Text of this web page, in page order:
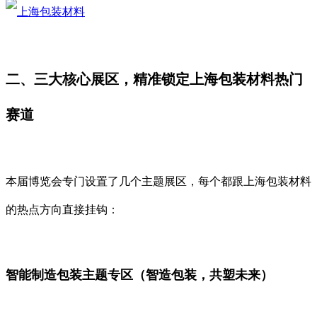
二、三大核心展区，精准锁定上海包装材料热门
赛道
本届博览会专门设置了几个主题展区，每个都跟上海包装材料
的热点方向直接挂钩：
智能制造包装主题专区（智造包装，共塑未来）